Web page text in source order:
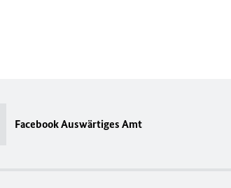
Facebook Auswärtiges Amt